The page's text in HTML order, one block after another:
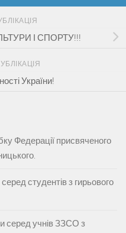
І СПОРТУ!!!
України!
Федерації присвяченого
студентів з гирьового
серед учнів ЗЗСО з